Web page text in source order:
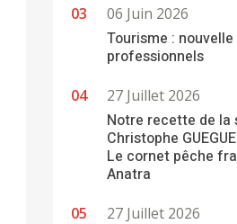
06 Juin 2026
Tourisme :
professionnels
27 Juillet 2026
Notre recette de la
Christophe
Le cornet pêche
Anatra
27 Juillet 2026